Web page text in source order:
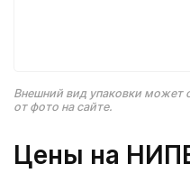
Внешний вид упаковки может
от фото на сайте.
Цены на